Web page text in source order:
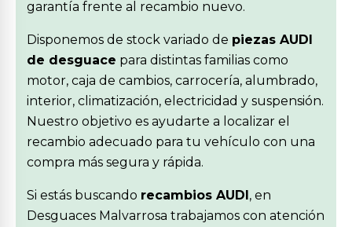
garantía frente al recambio nuevo.
Disponemos de stock variado de piezas AUDI
de desguace para distintas familias como
motor, caja de cambios, carrocería, alumbrado,
interior, climatización, electricidad y suspensión.
Nuestro objetivo es ayudarte a localizar el
recambio adecuado para tu vehículo con una
compra más segura y rápida.
Si estás buscando recambios AUDI, en
Desguaces Malvarrosa trabajamos con atención